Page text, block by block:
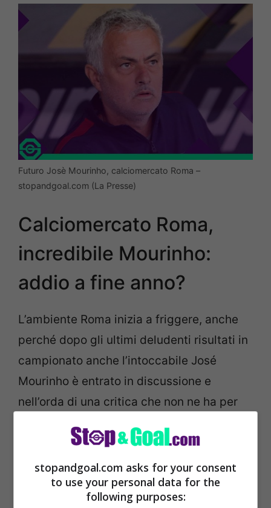
Futuro Josè Mourinho, calciomercato Roma –
stopandgoal.com (La Presse)
Calciomercato Roma,
incredibile Mourinho:
addio a fine anno?
L’ambiente Roma inizia a friggere, anche
perché dopo gli ultimi deludenti risultati in
campionato anche l’intoccabile José
Mourinho è entrato in discussione e
nell’orda di una critica che non ne ha per
cinque di campionato non convincono a
pieno l’ambiente giallorosso che,
comunque, continua a spronare e
supportare la formazione dello Special
stopandgoal.com asks for your consent
to use your personal data for the
following purposes: